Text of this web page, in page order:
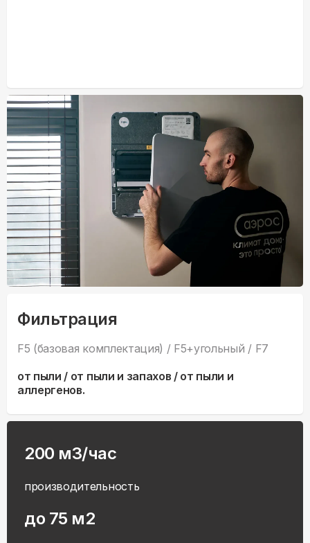
Фильтрация
F5 (базовая комплектация) / F5+угольный / F7
от пыли / от пыли и запахов / от пыли и
аллергенов.
200 м3/час
производительность
до 75 м2